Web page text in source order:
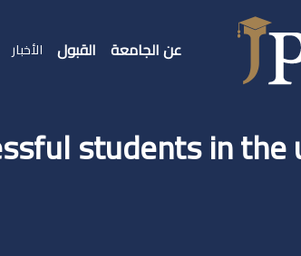
عن الجامعة القبول الأخبار
students in